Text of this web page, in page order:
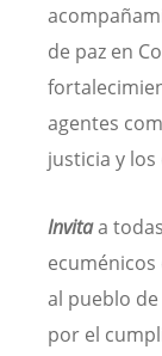
de paz en
agentes
justicia y
Invitaa
ecuménicos
al pueblo
por el